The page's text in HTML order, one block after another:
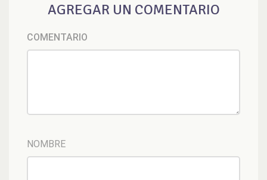
AGREGAR UN COMENTARIO
COMENTARIO
NOMBRE